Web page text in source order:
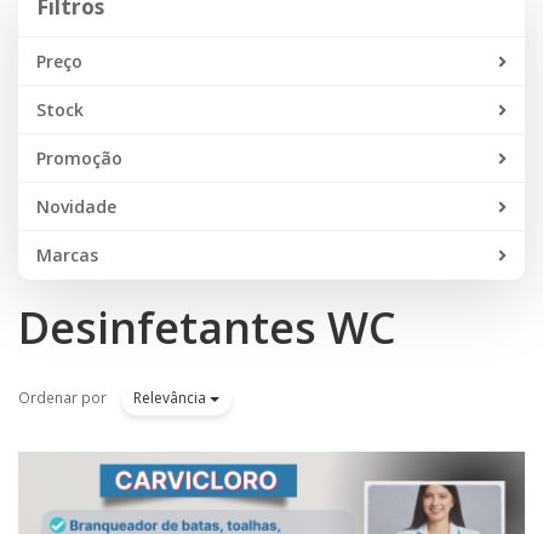
Filtros
Preço
Stock
Promoção
Novidade
Marcas
Desinfetantes WC
Ordenar por Relevância